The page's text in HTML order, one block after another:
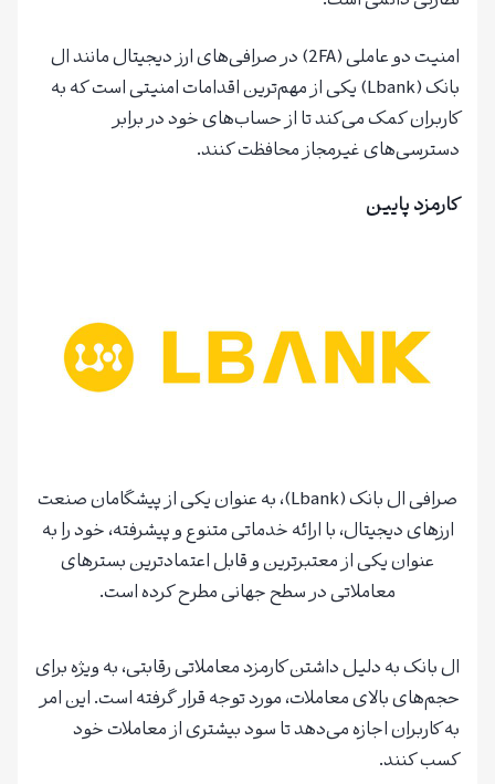
امنیت دو عاملی (2FA) در صرافی‌های ارز دیجیتال مانند ال
بانک (Lbank) یکی از مهم‌ترین اقدامات امنیتی است که به
کاربران کمک می‌کند تا از حساب‌های خود در برابر
دسترسی‌های غیرمجاز محافظت کنند.
کارمزد پایین
صرافی ال بانک (Lbank)، به عنوان یکی از پیشگامان صنعت
ارزهای دیجیتال، با ارائه خدماتی متنوع و پیشرفته، خود را به
عنوان یکی از معتبرترین و قابل اعتمادترین بسترهای
معاملاتی در سطح جهانی مطرح کرده است.
ال بانک به دلیل داشتن کارمزد معاملاتی رقابتی، به ویژه برای
حجم‌های بالای معاملات، مورد توجه قرار گرفته است. این امر
به کاربران اجازه می‌دهد تا سود بیشتری از معاملات خود
کسب کنند.